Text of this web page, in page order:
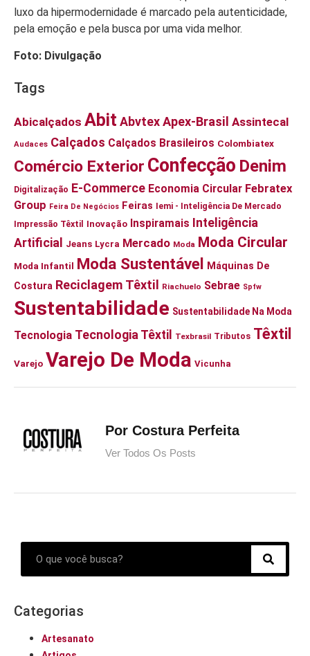
luxo da hipermodernidade é marcado pela autenticidade,
pela emoção e pela busca por uma vida melhor.
Foto: Divulgação
Tags
Abicalçados Abit AbvtexApex-Brasil Assintecal
Audaces Calçados Calçados Brasileiros Colombiatex
Comércio Exterior Confecção Denim
Digitalização E-Commerce Economia Circular Febratex
Group Feira De Negócios Feiras Iemi - Inteligência De Mercado
Impressão Têxtil Inovação Inspiramais
Inteligência
Artificial
Jeans Lycra Mercado Moda Moda Circular
Moda Infantil Moda Sustentável
Máquinas De
Costura Reciclagem Têxtil Riachuelo Sebrae Spfw
Sustentabilidade Sustentabilidade Na Moda
Tecnologia Tecnologia Têxtil Texbrasil Tributos Têxtil
Varejo Varejo De Moda Vicunha
Por Costura Perfeita
Ver Todos Os Posts
Categorias
Artesanato